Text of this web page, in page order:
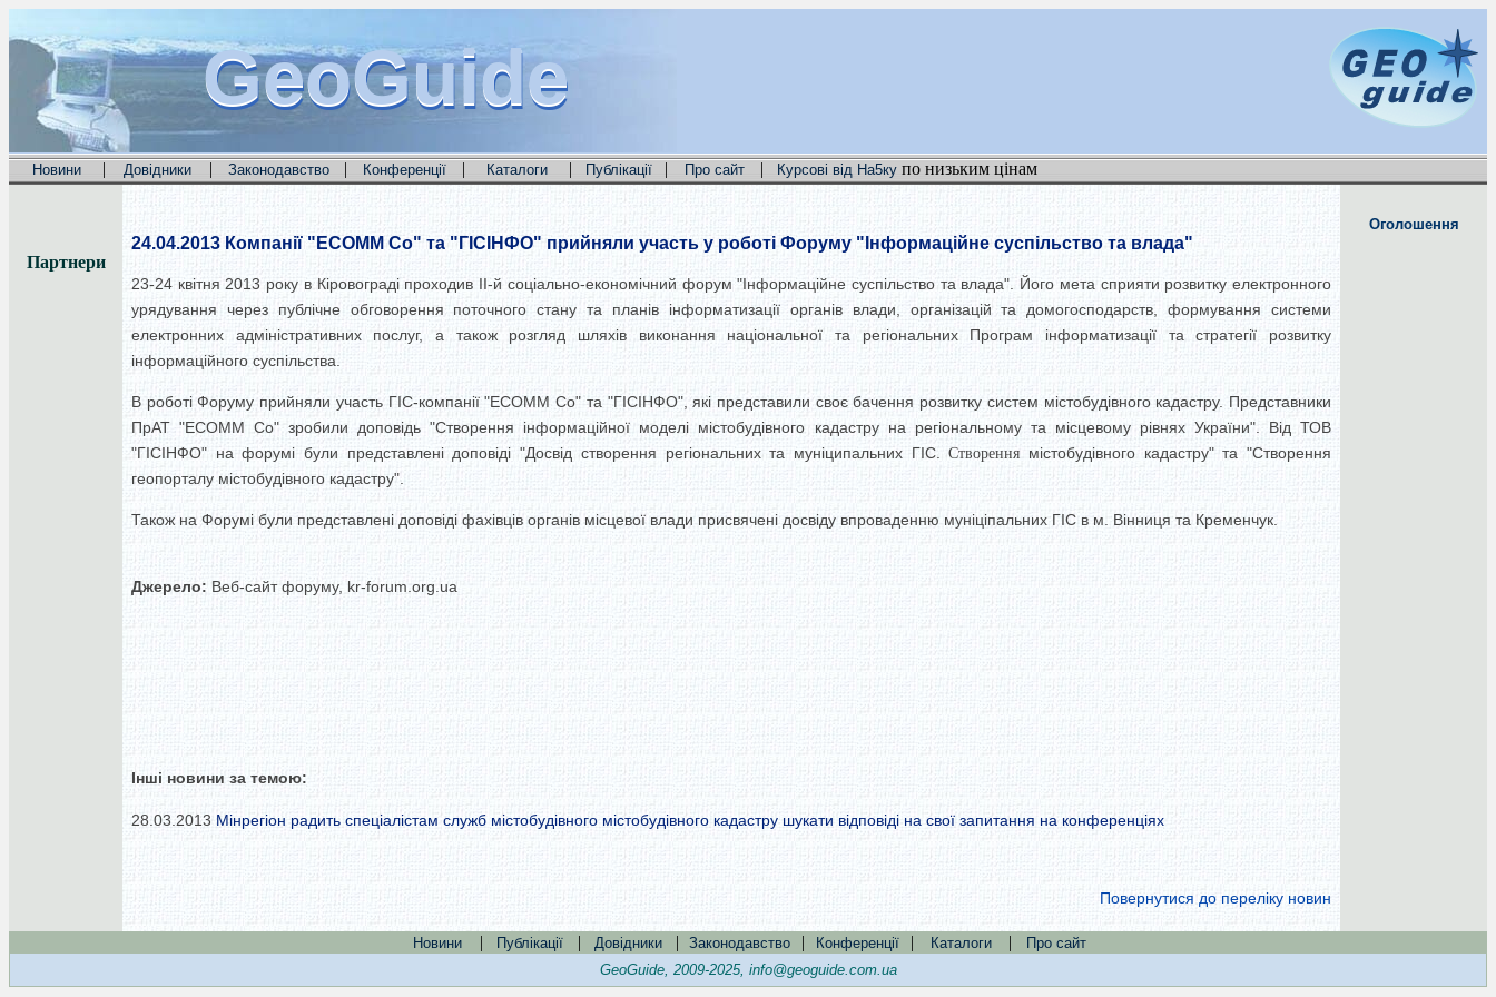
GeoGuide
GeoGuide
GeoGuide
Новини | Довідники | Законодавство | Конференції | Каталоги | Публікації | Про сайт | Курсові від На5ку по низьким цінам
Партнери
24.04.2013 Компанії "ECOMM Co" та "ГІСІНФО" прийняли участь у роботі Форуму "Інформаційне суспільство та влада"
23-24 квітня 2013 року в Кіровограді проходив ІІ-й соціально-економічний форум "Інформаційне суспільство та влада". Його мета сприяти розвитку електронного
урядування через публічне обговорення поточного стану та планів інформатизації органів влади, організацій та домогосподарств, формування системи
електронних адміністративних послуг, а також розгляд шляхів виконання національної та регіональних Програм інформатизації та стратегії розвитку
інформаційного суспільства.
В роботі Форуму прийняли участь ГІС-компанії "ECOMM Co" та "ГІСІНФО", які представили своє бачення розвитку систем містобудівного кадастру. Представники
ПрАТ "ECOMM Co" зробили доповідь "Створення інформаційної моделі містобудівного кадастру на регіональному та місцевому рівнях України". Від ТОВ
"ГІСІНФО" на форумі були представлені доповіді "Досвід створення регіональних та муніципальних ГІС.Створення містобудівного кадастру" та "Створення
геопорталу містобудівного кадастру".
Також на Форумі були представлені доповіді фахівців органів місцевої влади присвячені досвіду впроваденню муніціпальних ГІС в м. Вінниця та Кременчук.
Джерело: Веб-сайт форуму, kr-forum.org.ua
Інші новини за темою:
28.03.2013 Мінрегіон радить спеціалістам служб містобудівного містобудівного кадастру шукати відповіді на свої запитання на конференціях
Повернутися до переліку новин
Оголошення
Новини | Публікації | Довідники | Законодавство | Конференції | Каталоги |
Про сайт
GeoGuide, 2009-2025, info@geoguide.com.ua